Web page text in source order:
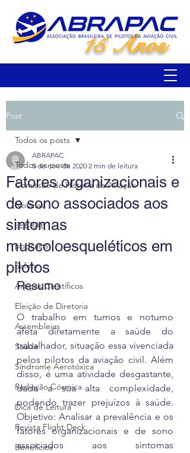
15 Anos
Post
Todos os posts
Comissão de História da Aviação
Notícias
SEBRAE
podcasts
Safety
Artigos Científicos
Eleição de Diretoria
Assembleias
Saúde
Síndrome Aerotóxica
Radiação Cósmica
Dica de Leitura
Revista Flight Deck
Benefícios
Todos os posts
Fatores organizacionais e
de sono associados aos
sintomas
muscoloesqueléticos em
pilotos
ABRAPAC
5 de nov. de 2020 2 min de leitura
Resumo
O trabalho em turnos e noturno
afeta diretamente a saúde do
trabalhador, situação essa vivenciada
pelos pilotos da aviação civil. Além
disso, é uma atividade desgastante,
dada a sua alta complexidade,
podendo trazer prejuízos à saúde.
Objetivo: Analisar a prevalência e os
fatores organizacionais e de sono
associados aos sintomas